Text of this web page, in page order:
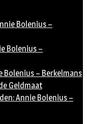
Bolenius –
Bolenius –
Bolenius – Berkelmans
Geldmaat
Annie Bolenius –